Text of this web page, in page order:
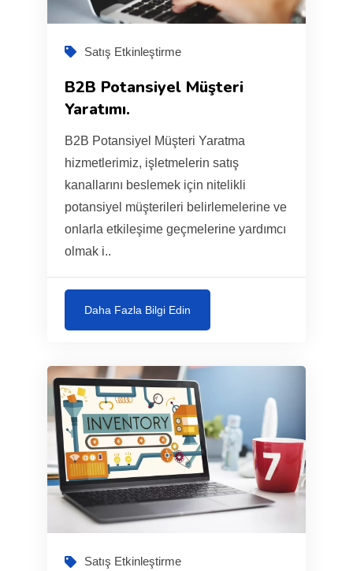
Satış Etkinleştirme
B2B Potansiyel Müşteri
Yaratımı.
B2B Potansiyel Müşteri Yaratma
hizmetlerimiz, işletmelerin satış
kanallarını beslemek için nitelikli
potansiyel müşterileri belirlemelerine ve
onlarla etkileşime geçmelerine yardımcı
olmak i..
Daha Fazla Bilgi Edin
Satış Etkinleştirme